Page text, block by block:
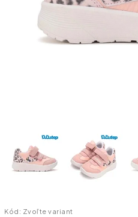
Kód: Zvoľte variant